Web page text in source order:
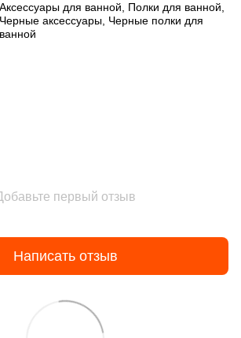
Аксессуары для ванной, Полки для ванной,
Черные аксессуары, Черные полки для
ванной
первый отзыв
Написать отзыв